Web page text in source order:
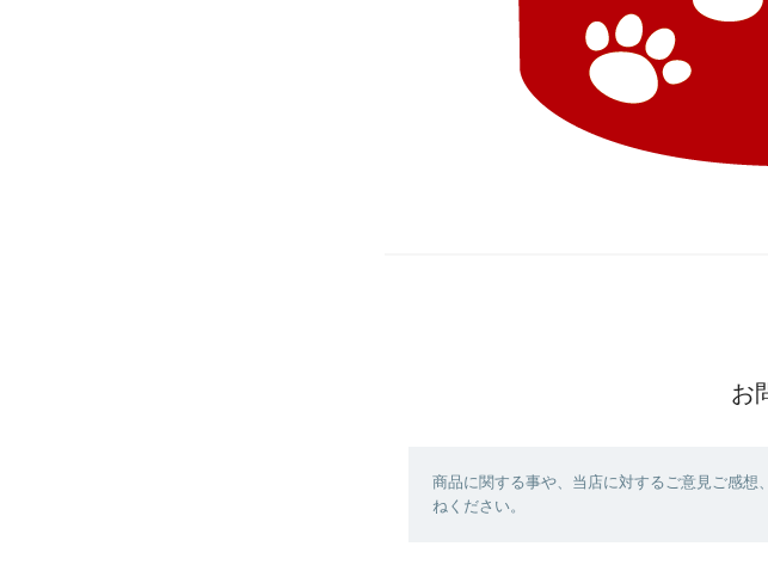
お
商品に関する事や、当店に対するご意見ご感
ねください。